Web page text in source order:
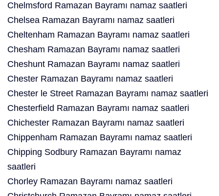
Chelmsford Ramazan Bayramı namaz saatleri
Chelsea Ramazan Bayramı namaz saatleri
Cheltenham Ramazan Bayramı namaz saatleri
Chesham Ramazan Bayramı namaz saatleri
Cheshunt Ramazan Bayramı namaz saatleri
Chester Ramazan Bayramı namaz saatleri
Chester le Street Ramazan Bayramı namaz saatleri
Chesterfield Ramazan Bayramı namaz saatleri
Chichester Ramazan Bayramı namaz saatleri
Chippenham Ramazan Bayramı namaz saatleri
Chipping Sodbury Ramazan Bayramı namaz
saatleri
Chorley Ramazan Bayramı namaz saatleri